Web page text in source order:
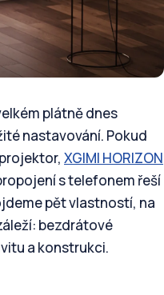
plátně dnes
nastavování. Pokud
XGIMI HORIZON
s telefonem řeší
pět vlastností, na
bezdrátové
a konstrukci.